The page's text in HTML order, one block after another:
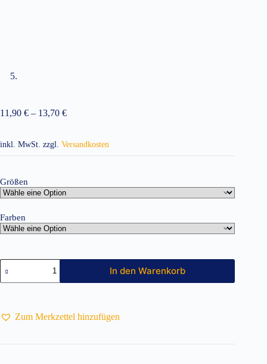
11,90 € – 13,70 €
inkl. MwSt. zzgl. Versandkosten
Größen
Farben
Kinder
Polo
Classic
In den Warenkorb
Zum Merkzettel hinzufügen